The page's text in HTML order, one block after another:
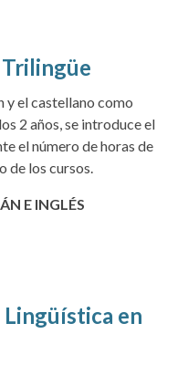
üe
y el castellano como
2 años, se introduce el
el número de horas de
de los cursos.
E INGLÉS
Lingüística en